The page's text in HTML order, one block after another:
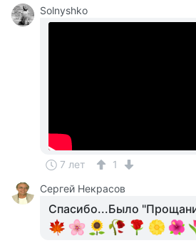
Solnyshko
7 лет
1
Сергей Некрасов
Спасибо...Было